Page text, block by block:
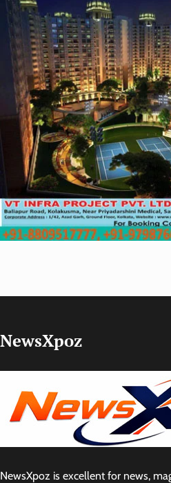
NewsXpoz
NewsXpoz is excellent for news,